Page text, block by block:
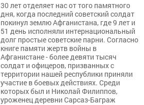
30 лет отделяет нас от того памятного
дня, когда последний советский солдат
покинул землю Афганистана, где 9 лет и
51 день исполняли интернациональный
долг простые советские парни. Согласно
книге памяти жертв войны в
Афганистане - более девяти тысяч
солдат и офицеров, призванных с
территории нашей республики приняли
участие в боевых действиях. Среди
которых был и Николай Филиппов,
уроженец деревни Сарсаз-Баграж